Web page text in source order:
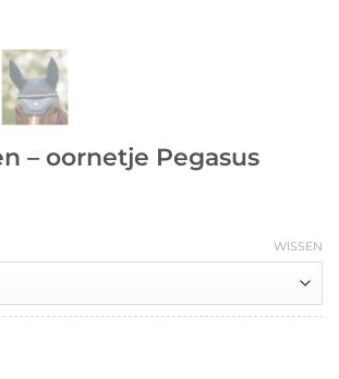
– oornetje Pegasus
WISSEN
Pegasus aantal